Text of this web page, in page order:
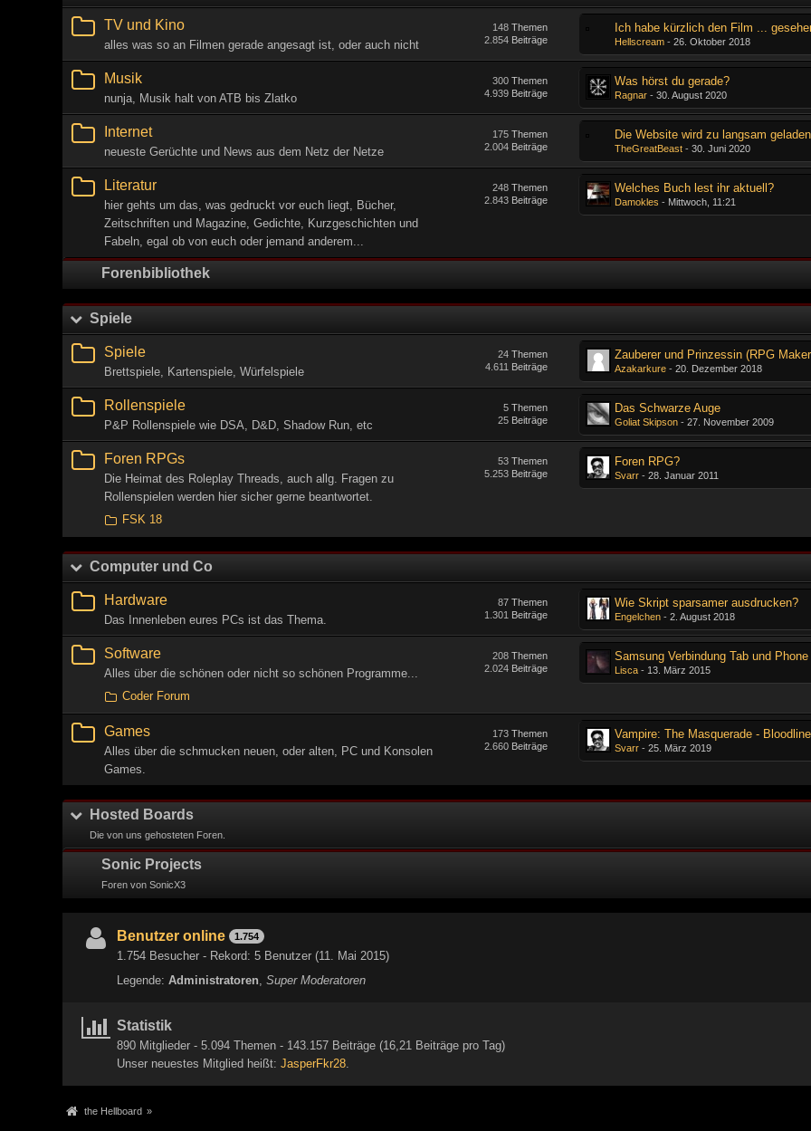
TV und Kino
alles was so an Filmen gerade angesagt ist, oder auch nicht
Themen
148
Beiträge
2.854
Ich habe kürzlich den Film ...
Hellscream -26. Oktober 2018
Musik
nunja, Musik halt von ATB bis Zlatko
Themen
300
Beiträge
4.939
Was hörst du gerade?
Ragnar -30. August 2020
Internet
neueste Gerüchte und News aus dem Netz der Netze
Themen
175
Beiträge
2.004
Die Website wird zu langsam geladen
TheGreatBeast -30. Juni 2020
Literatur
hier gehts um das, was gedruckt vor euch liegt, Bücher,
Zeitschriften und Magazine, Gedichte, Kurzgeschichten und
Fabeln, egal ob von euch oder jemand anderem...
Themen
248
Beiträge
2.843
Welches Buch lest ihr aktuell?
Damokles - Mittwoch, 11:21
Forenbibliothek
Spiele
Spiele
Brettspiele, Kartenspiele, Würfelspiele
Themen
24
Beiträge
4.611 Azakarkure -20. Dezember 2018
Rollenspiele
P&P Rollenspiele wie DSA, D&D, Shadow Run, etc
Themen
5
Beiträge
25
Das Schwarze Auge
Goliat Skipson -27. November 2009
Foren RPGs
Die Heimat des Roleplay Threads, auch allg. Fragen zu
Rollenspielen werden hier sicher gerne beantwortet.
Themen
53
Beiträge
5.253
Foren RPG?
Svarr -28. Januar 2011
FSK 18
Computer und Co
Hardware
Das Innenleben eures PCs ist das Thema.
Themen
87
Beiträge
1.301
Wie Skript sparsamer ausdrucken?
Engelchen -2. August 2018
Software
Alles über die schönen oder nicht so schönen Programme...
Themen
208
Beiträge
2.024
Samsung Verbindung Tab und Phone
Lisca - 13. März 2015
Coder Forum
Games
Alles über die schmucken neuen, oder alten, PC und Konsolen
Games.
Themen
173
Beiträge
2.660
Vampire: The Masquerade -
Svarr -25. März 2019
Hosted Boards
Die von uns gehosteten Foren.
Sonic Projects
Foren von SonicX3
Benutzer online 1.754
1.754 Besucher - Rekord: 5 Benutzer (11. Mai 2015)
Legende: Administratoren Super Moderatoren
Statistik
890 Mitglieder - 5.094 Themen - 143.157 Beiträge (16,21 Beiträge pro Tag)
Unser neuestes Mitglied heißt: JasperFkr28.
the Hellboard »